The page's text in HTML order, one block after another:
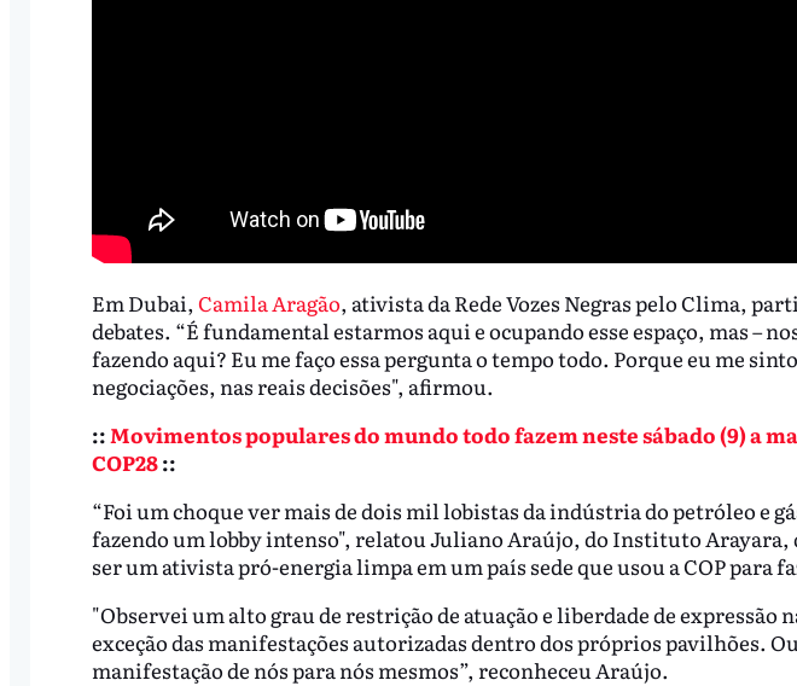
Em Dubai, Camila Aragão, ativista da Rede Vozes Negras pelo Clima,
debates. “É fundamental estarmos aqui e ocupando esse espaço, mas –
fazendo aqui? Eu me faço essa pergunta o tempo todo. Porque eu me
negociações, nas reais decisões", afirmou.
:: Movimentos populares do mundo todo fazem neste sábado (9) a
COP28::
“Foi um choque ver mais de dois mil lobistas da indústria do petróleo e
fazendo um lobby intenso", relatou Juliano Araújo, do Instituto Arayara,
ser um ativista pró-energia limpa em um país sede que usou a COP para
"Observei um alto grau de restrição de atuação e liberdade de expressão
exceção das manifestações autorizadas dentro dos próprios pavilhões.
manifestação de nós para nós mesmos”, reconheceu Araújo.